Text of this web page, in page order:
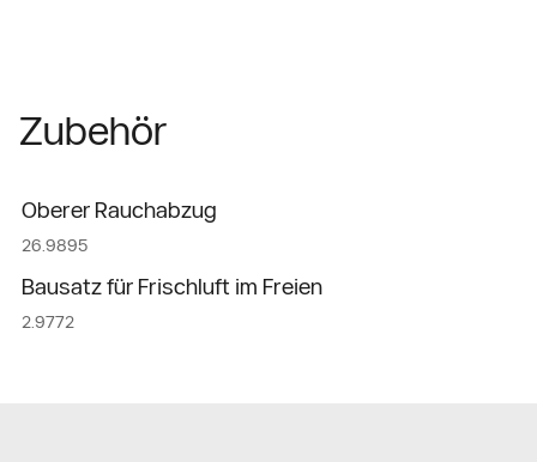
Zubehör
Oberer Rauchabzug
26.9895
Bausatz für Frischluft im Freien
2.9772